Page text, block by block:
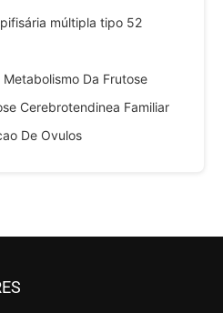
múltipla tipo 52
Metabolismo Da Frutose
Cerebrotendinea Familiar
De Ovulos